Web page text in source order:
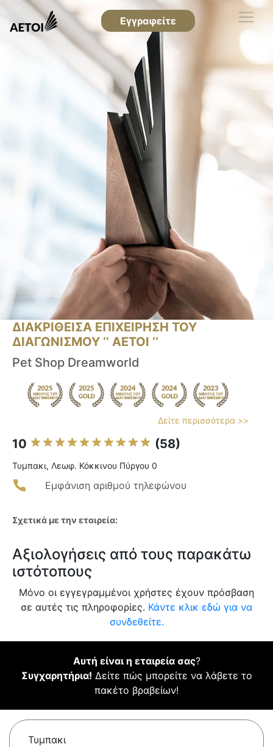
Εγγραφείτε
ΔΙΑΚΡΙΘΕΙΣΑ ΕΠΙΧΕΙΡΗΣΗ ΤΟΥ
ΔΙΑΓΩΝΙΣΜΟΥ ‘’ ΑΕΤΟΙ ‘’
Pet Shop Dreamworld
Δείτε περισσότερα >>
10 (58)
Τυμπακι, Λεωφ. Κόκκινου Πύργου 0
Εμφάνιση αριθμού τηλεφώνου
Σχετικά με την εταιρεία:
Αξιολογήσεις από τους παρακάτω
ιστότοπους
Μόνο οι εγγεγραμμένοι χρήστες έχουν πρόσβαση
σε αυτές τις πληροφορίες. Κάντε κλικ εδώ για να
συνδεθείτε.
Αυτή είναι η εταιρεία σας?
Συγχαρητήρια! Δείτε πώς μπορείτε να λάβετε το
πακέτο βραβείων!
Τυμπακι